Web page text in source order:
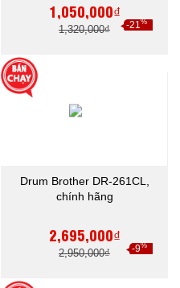
1,050,000₫
1,320,000₫ -21 %
Drum Brother DR-261CL,
chính hãng
2,695,000₫
2,950,000₫ -9%